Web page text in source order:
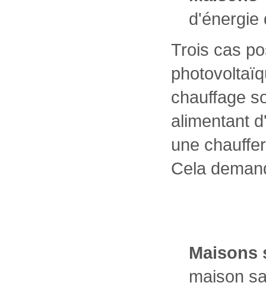
d'énergie
Trois cas
chauffage
alimentant
une
Cela
Maisons
maison